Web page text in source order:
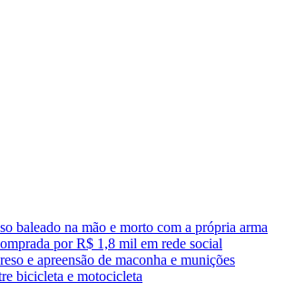
baleado na mão e morto com a própria arma
por R$ 1,8 mil em rede social
e apreensão de maconha e munições
bicicleta e motocicleta